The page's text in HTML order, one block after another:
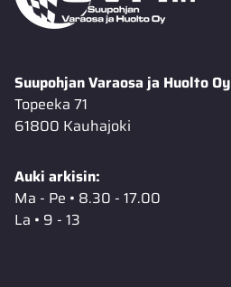
Suupohjan Varaosa ja Huolto Oy
Topeeka 71
61800 Kauhajoki
Auki arkisin:
Ma - Pe • 8.30 - 17.00
La • 9 - 13